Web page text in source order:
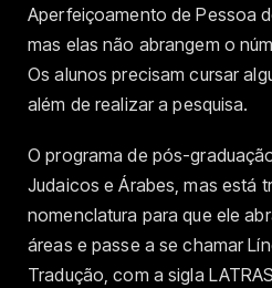
Aperfeiçoamento de Pessoa
mas elas não abrangem o
Os alunos precisam cursar
além de realizar a pesquisa.
O programa de pós-
Judaicos e Árabes, mas está
nomenclatura para que ele
áreas e passe a se chamar
Tradução, com a sigla